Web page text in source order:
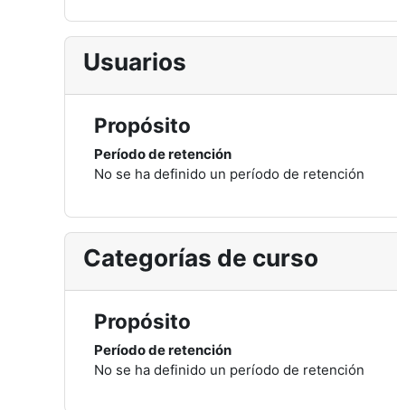
Usuarios
Propósito
Período de retención
No se ha definido un período de retención
Categorías de curso
Propósito
Período de retención
No se ha definido un período de retención